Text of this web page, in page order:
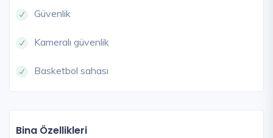
Güvenlik
Kameralı güvenlik
Basketbol sahası
Bina Özellikleri